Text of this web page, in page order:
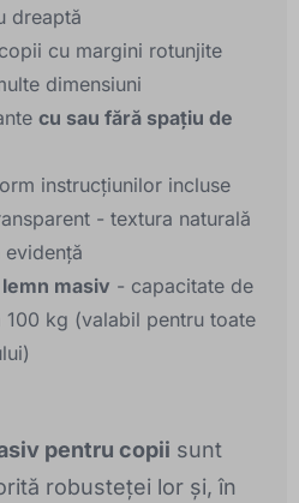
dreaptă
cu margini rotunjite
dimensiuni
cu sau fără spațiu de
instrucțiunilor incluse
- textura naturală
evidență
masiv - capacitate de
100 kg (valabil pentru toate
pentru copii sunt
robusteței lor și, în